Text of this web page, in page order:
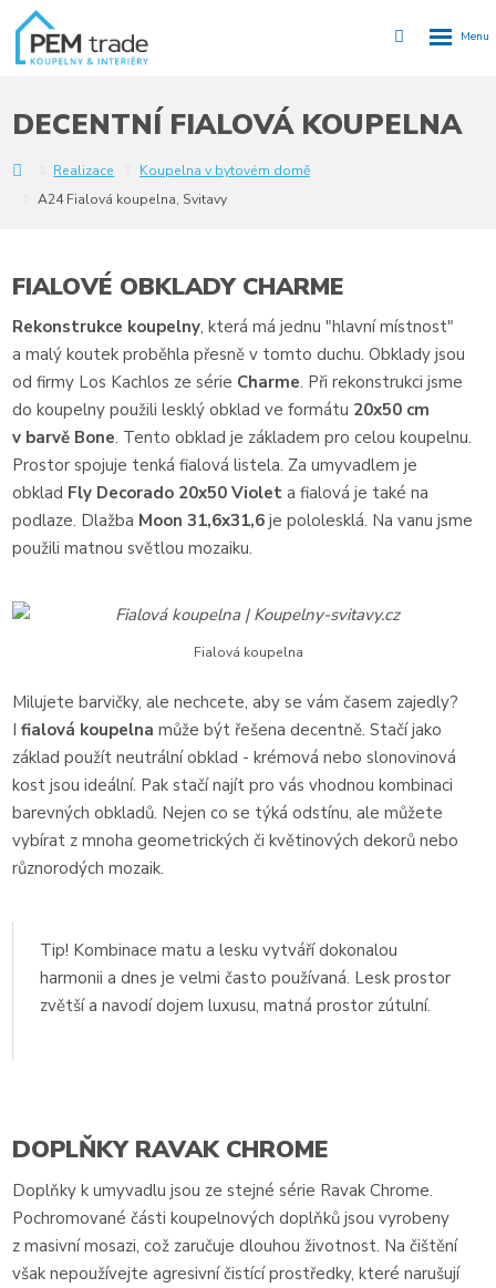
Vyhledávání
DECENTNÍ FIALOVÁ KOUPELNA
Realizace
Koupelna v bytovém domě
A24 Fialová koupelna, Svitavy
FIALOVÉ OBKLADY CHARME
Rekonstrukce koupelny, která má jednu "hlavní místnost"
a malý koutek proběhla přesně v tomto duchu. Obklady jsou
od firmy Los Kachlos ze série Charme. Při rekonstrukci jsme
do koupelny použili lesklý obklad ve formátu 20x50 cm
v barvě Bone. Tento obklad je základem pro celou koupelnu.
Prostor spojuje tenká fialová listela. Za umyvadlem je
obklad Fly Decorado 20x50 Violet a fialová je také na
podlaze. Dlažba Moon 31,6x31,6 je pololesklá. Na vanu jsme
použili matnou světlou mozaiku.
Fialová koupelna
Milujete barvičky, ale nechcete, aby se vám časem zajedly?
Ifialová koupelna může být řešena decentně. Stačí jako
základ použít neutrální obklad - krémová nebo slonovinová
kost jsou ideální. Pak stačí najít pro vás vhodnou kombinaci
barevných obkladů. Nejen co se týká odstínu, ale můžete
vybírat z mnoha geometrických či květinových dekorů nebo
různorodých mozaik.
Tip! Kombinace matu a lesku vytváří dokonalou
harmonii a dnes je velmi často používaná. Lesk prostor
zvětší a navodí dojem luxusu, matná prostor zútulní.
DOPLŇKY RAVAK CHROME
Doplňky k umyvadlu jsou ze stejné série Ravak Chrome.
Pochromované části koupelnových doplňků jsou vyrobeny
z masivní mosazi, což zaručuje dlouhou životnost. Na čištění
však nepoužívejte agresivní čistící prostředky, které narušují